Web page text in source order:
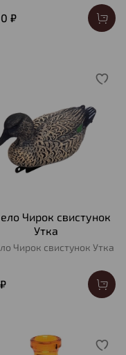
₽
Чирок свистунок
Утка
Чирок свистунок Утка